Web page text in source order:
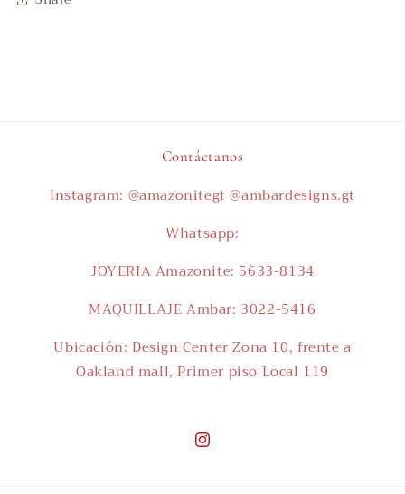
Contáctanos
Instagram: @amazonitegt @ambardesigns.gt
Whatsapp:
JOYERIA Amazonite: 5633-8134
MAQUILLAJE Ambar: 3022-5416
Ubicación: Design Center Zona 10, frente a
Oakland mall, Primer piso Local 119
Instagram